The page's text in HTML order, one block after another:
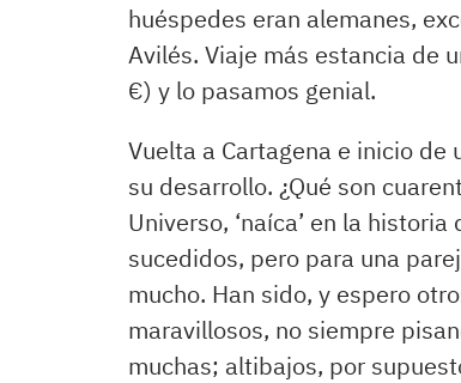
huéspedes eran alemanes,
Avilés. Viaje más estancia de
€) y lo pasamos genial.
Vuelta a Cartagena e inicio de
su desarrollo. ¿Qué son
Universo, ‘naíca’ en la
sucedidos, pero para una
mucho. Han sido, y espero
maravillosos, no siempre
muchas; altibajos, por